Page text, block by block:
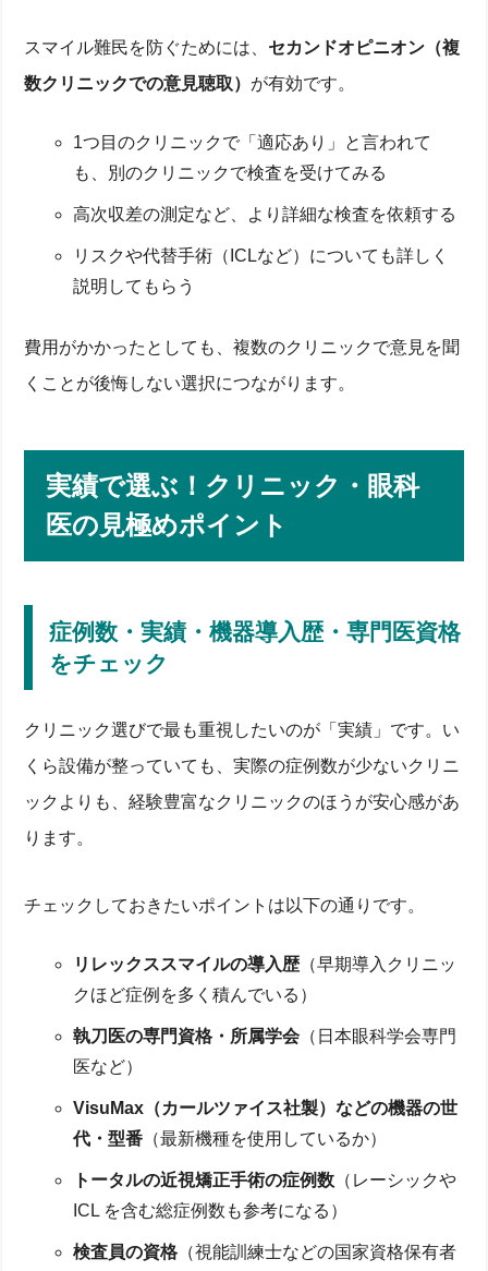
スマイル難民を防ぐためには、 セカンドオピニオン（複
数クリニックでの意見聴取） が有効です。
1つ目のクリニックで「適応あり」と言われて
も、別のクリニックで検査を受けてみる
高次収差の測定など、より詳細な検査を依頼する
リスクや代替手術（ICLなど）についても詳しく
説明してもらう
費用がかかったとしても、複数のクリニックで意見を聞
くことが後悔しない選択につながります。
実績で選ぶ！クリニック・眼科
医の見極めポイント
症例数・実績・機器導入歴・専門医資格
をチェック
クリニック選びで最も重視したいのが「実績」です。い
くら設備が整っていても、実際の症例数が少ないクリニ
ックよりも、経験豊富なクリニックのほうが安心感があ
ります。
チェックしておきたいポイントは以下の通りです。
リレックススマイルの導入歴（早期導入クリニッ
クほど症例を多く積んでいる）
執刀医の専門資格・所属学会 （日本眼科学会専門
医など）
VisuMax（カールツァイス社製）などの機器の世
代・型番 （最新機種を使用しているか）
トータルの近視矯正手術の症例数 （レーシックや
ICL を含む総症例数も参考になる）
検査員の資格 （視能訓練士などの国家資格保有者